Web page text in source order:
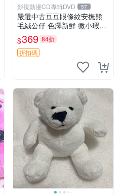
影視動漫CD專輯DVD 57
嚴選中古豆豆眼條紋安撫熊
毛絨公仔 色澤新鮮 微小瑕疵
可收藏 中古 安撫熊 條紋公仔
$369 84折
折扣碼